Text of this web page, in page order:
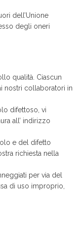
dell’Unione
degli oneri
qualità. Ciascun
nostri collaboratori in
difettoso, vi
all’ indirizzo
e del difetto
richiesta nella
per via del
di uso improprio,